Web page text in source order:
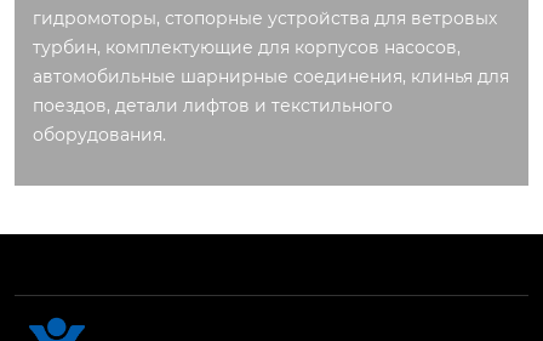
гидромоторы, стопорные устройства для ветровых
турбин, комплектующие для корпусов насосов,
автомобильные шарнирные соединения, клинья для
поездов, детали лифтов и текстильного
оборудования.